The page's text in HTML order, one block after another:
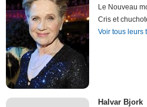
Le Nouveau
Cris et
Voir tous leurs
Halvar Bjork